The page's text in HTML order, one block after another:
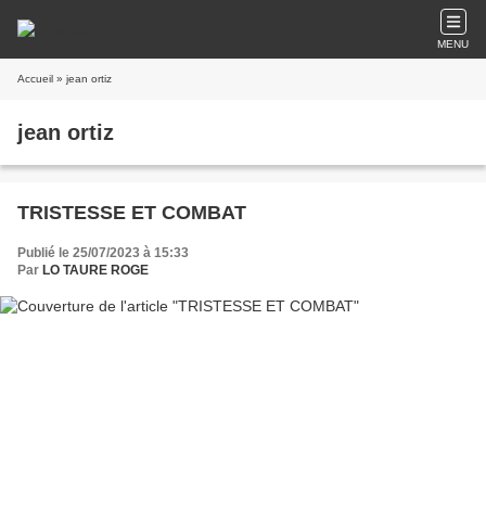
MENU
Accueil » jean ortiz
jean ortiz
TRISTESSE ET COMBAT
Publié le 25/07/2023 à 15:33
Par LO TAURE ROGE